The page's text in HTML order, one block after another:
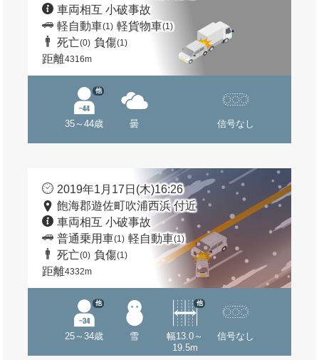
車両相互 小破事故
軽自動車(1) 軽貨物車(1)
死亡(0) 負傷(1)
距離4316m
35～44歳
他
曇 信号なし
2019年1月17日(木)16:26
飽海郡遊佐町吹浦西浜 付近
車両相互 小破事故
普通乗用車(1) 軽自動車(1)
死亡(0) 負傷(1)
距離4332m
25～34歳
他
雪
幅13.0～
19.5m
他
信号なし